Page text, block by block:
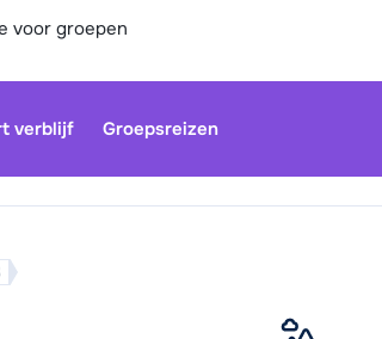
voor groepen
verblijf Groepsreizen
gesloten.